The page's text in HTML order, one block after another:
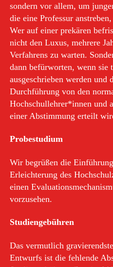
sondern vor allem, um
die eine Professur
Wer auf einer prekären
nicht den Luxus, mehrere
Verfahrens zu warten.
dann befürworten, wenn sie
ausgeschrieben werden und
Durchführung von den
Hochschullehrer*innen und
einer Abstimmung erteilt
Probestudium
Wir begrüßen die
Erleichterung des
einen
vorzusehen.
Studiengebühren
Das vermutlich
Entwurfs ist die fehlende